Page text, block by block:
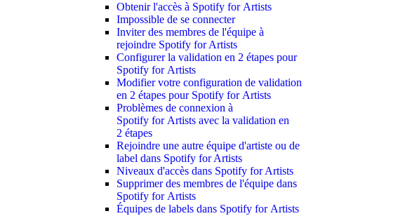
Obtenir l'accès à Spotify for Artists
Impossible de se connecter
Inviter des membres de l'équipe à
rejoindre Spotify for Artists
Configurer la validation en 2 étapes pour
Spotify for Artists
Modifier votre configuration de validation
en 2 étapes pour Spotify for Artists
Problèmes de connexion à
Spotify for Artists avec la validation en
2 étapes
Rejoindre une autre équipe d'artiste ou de
label dans Spotify for Artists
Niveaux d'accès dans Spotify for Artists
Supprimer des membres de l'équipe dans
Spotify for Artists
Équipes de labels dans Spotify for Artists